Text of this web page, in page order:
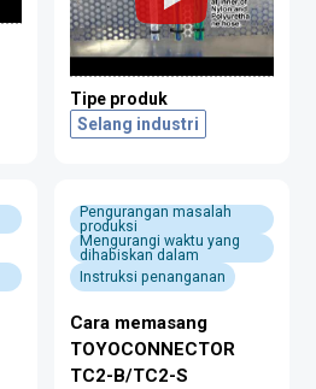
Tipe produk
Selang industri
Pengurangan masalah
produksi
Mengurangi waktu yang
dihabiskan dalam
pekerjaan
Instruksi penanganan
Cara memasang
TOYOCONNECTOR
TC2-B/TC2-S